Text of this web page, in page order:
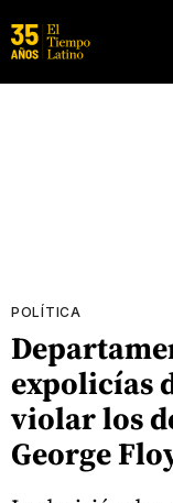
POLÍTICA
expolicías
violar los
George